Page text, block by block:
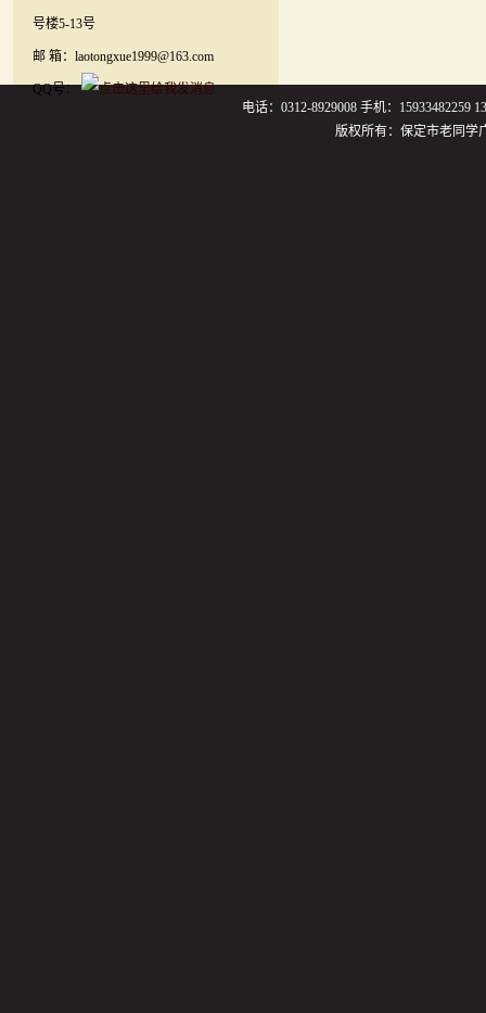
号楼5-13号
邮 箱：laotongxue1999@163.com
QQ号：
电话：0312-8929008 手机：15933482259
版权所有：保定市老同学